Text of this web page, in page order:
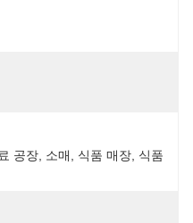
공장, 소매, 식품 매장, 식품